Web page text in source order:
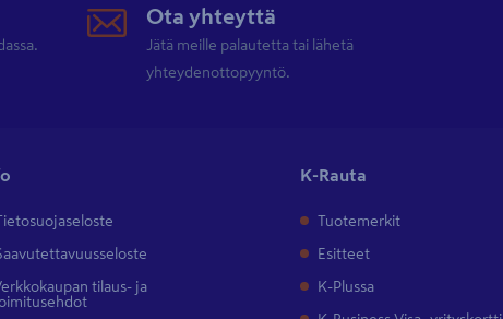
Ota yhteyttä
Jätä meille palautetta tai lähetä
yhteydenottopyyntö.
tilaus- ja
K-Rauta
Tuotemerkit
Esitteet
K-Plussa